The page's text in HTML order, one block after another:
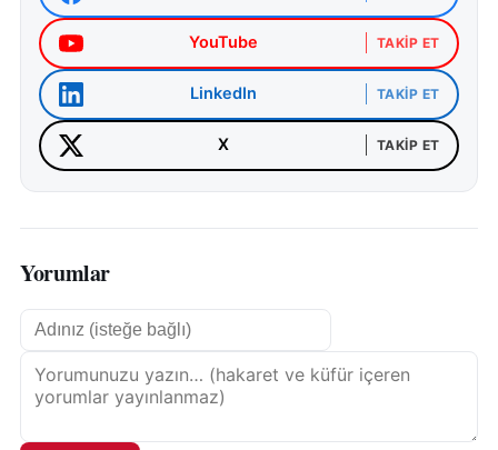
YouTube TAKIP ET
LinkedIn TAKIP ET
X TAKIP ET
Yorumlar